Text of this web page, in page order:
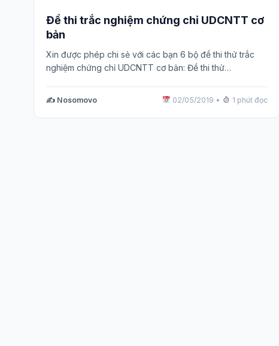
Đề thi trắc nghiệm chứng chỉ UDCNTT cơ
bản
Xin được phép chi sẻ với các bạn 6 bộ đề thi thử trắc
nghiệm chứng chỉ UDCNTT cơ bản: Đề thi thử…
✍️ Nosomovo 02/05/2019 • 1 phút đọc